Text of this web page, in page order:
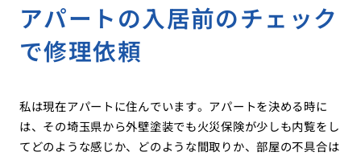
アパートの入居前のチェック
で修理依頼
私は現在アパートに住んでいます。アパートを決める時に
は、その埼玉県から外壁塗装でも火災保険が少しも内覧をし
てどのような感じか、どのような間取りか、部屋の不具合は